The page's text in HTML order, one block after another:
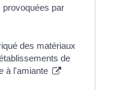
provoquées par
des matériaux
de
à l'amiante